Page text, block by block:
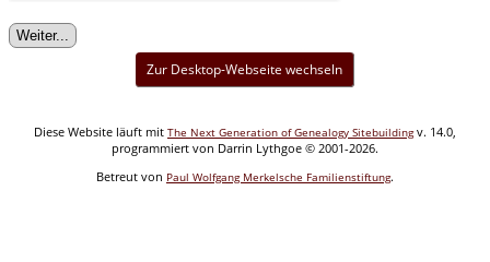
Zur Desktop-Webseite wechseln
Diese Website läuft mit The Next Generation of Genealogy Sitebuildingv. 14.0,
programmiert von Darrin Lythgoe © 2001-2026.
Betreut von Paul Wolfgang Merkelsche Familienstiftung.